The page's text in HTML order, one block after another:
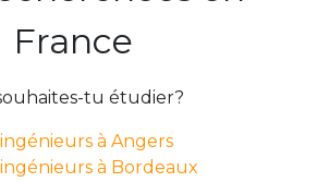
France
tu étudier?
à Angers
à Bordeaux